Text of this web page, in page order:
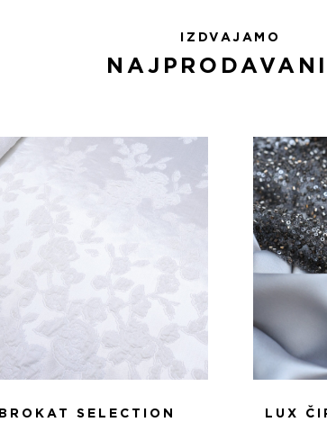
IZDVAJAMO
BROKAT SELECTION
LUX